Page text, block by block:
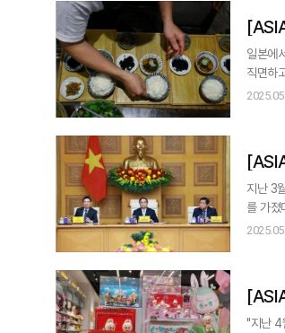
일본에
직면하고 있다. 지난 8일 NHK에 따르면 일본 내 고령자 시설
개 소속
지난 3
를 가졌
국 간
"지난 4